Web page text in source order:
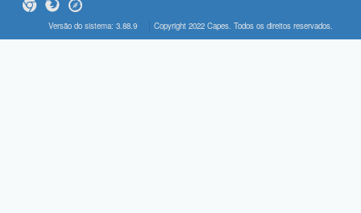
Versão do sistema: 3.88.9 Copyright 2022 Capes. Todos os direitos reservados.